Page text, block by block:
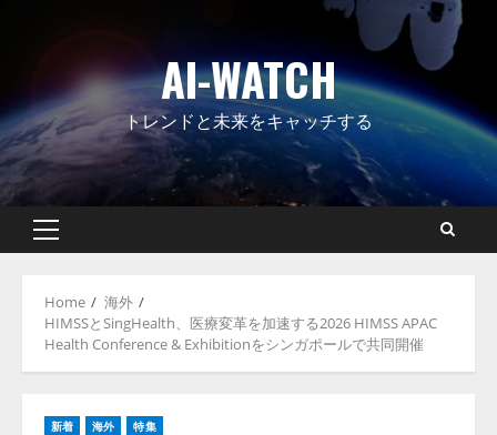
AI-WATCH
トレンドと未来をキャッチする
Primary
Home
海外
HIMSSとSingHealth、医療変革を加速する2026 HIMSS APAC
Health Conference & Exhibitionをシンガポールで共同開催
新着 海外 特集